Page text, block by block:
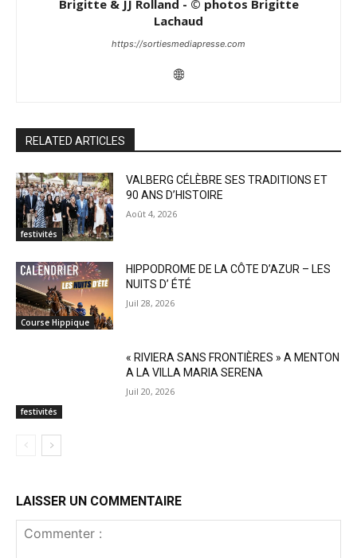
Brigitte & JJ Rolland - © photos Brigitte
Lachaud
https://sortiesmediapresse.com
RELATED ARTICLES
festivités
VALBERG CÉLÈBRE SES TRADITIONS ET
90 ANS D’HISTOIRE
Août 4, 2026
Course Hippique
HIPPODROME DE LA CÔTE D’AZUR – LES
NUITS D’ ÉTÉ
Juil 28, 2026
festivités
« RIVIERA SANS FRONTIÈRES » A MENTON
A LA VILLA MARIA SERENA
Juil 20, 2026
LAISSER UN COMMENTAIRE